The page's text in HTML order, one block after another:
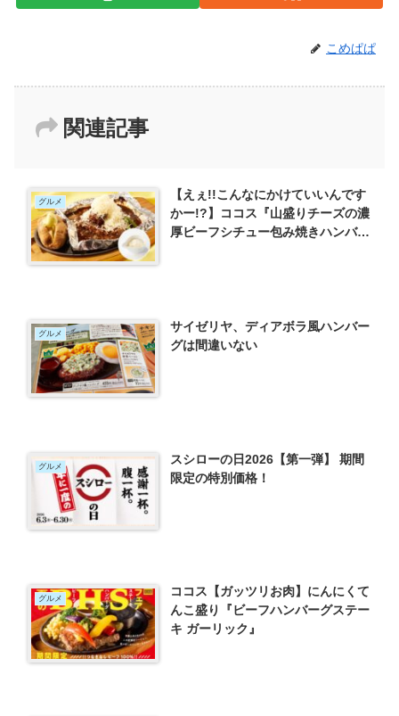
こめぱぱ
関連記事
グルメ
【えぇ!!こんなにかけていいんです
かー!?】ココス『山盛りチーズの濃
厚ビーフシチュー包み焼きハンバー
グルメ
サイゼリヤ、ディアボラ風ハンバー
グは間違いない
グルメ
スシローの日2026【第一弾】 期間
限定の特別価格！
グルメ
ココス【ガッツリお肉】にんにくて
んこ盛り『ビーフハンバーグステー
キ ガーリック』